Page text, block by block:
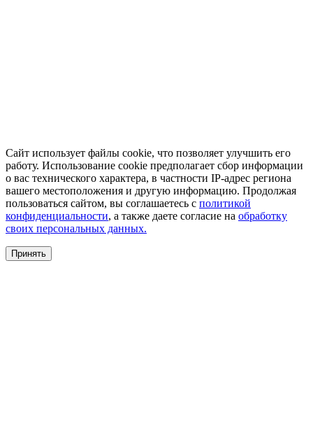
Сайт использует файлы cookie, что позволяет улучшить его
работу. Использование cookie предполагает сбор информации
о вас технического характера, в частности IP-адрес региона
вашего местоположения и другую информацию. Продолжая
пользоваться сайтом, вы соглашаетесь с политикой
конфиденциальности, а также даете согласие на обработку
своих персональных данных.
Принять